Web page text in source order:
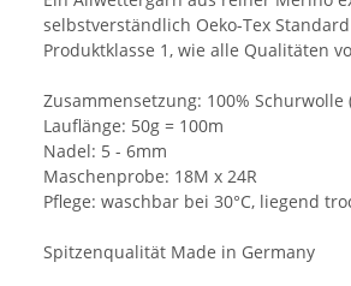
selbstverständlich Oeko-Tex
Produktklasse 1, wie alle Qualitäten
Zusammensetzung: 100%
Lauflänge: 50g = 100m
Nadel: 5 - 6mm
Maschenprobe: 18M x 24R
Pflege: waschbar bei 30°C, liegend
Spitzenqualität Made in Germany